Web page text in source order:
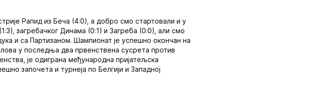
Рапид из Беча (4:0), а добро смо стартовали и у
загребачког Динама (0:1) и Загреба (0:0), али смо
и са Партизаном. Шампионат је успешно окончан на
у последња два првенствена сусрета против
је одиграна међународна пријатељска
започета и турнеја по Белгији и Западној